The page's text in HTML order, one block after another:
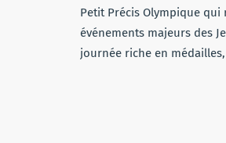
Petit Précis Olympique
événements majeurs des
journée riche en